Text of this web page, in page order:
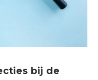
bij de